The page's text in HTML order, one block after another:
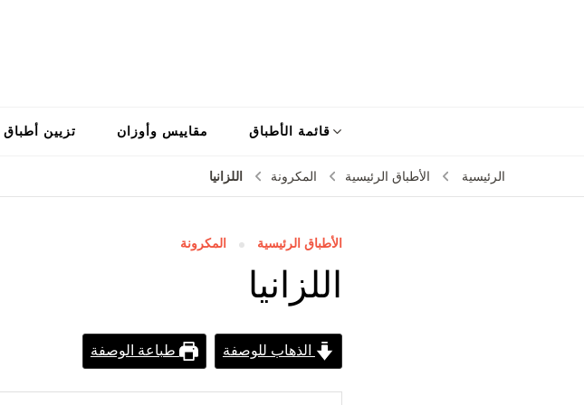
قائمة الأطباق مقاييس وأوزان تزيين أطباق
الرئيسية الأطباق الرئيسية المكرونة اللزانيا
الأطباق الرئيسية المكرونة
اللزانيا
الذهاب للوصفة طباعة الوصفة